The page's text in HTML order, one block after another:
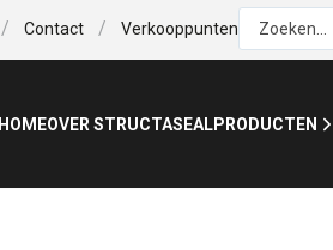
/ Contact / Verkooppunten Zoeken...
HOMEOVER STRUCTASEALPRODUCTEN